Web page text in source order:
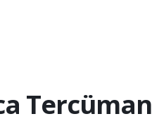
Tercüman